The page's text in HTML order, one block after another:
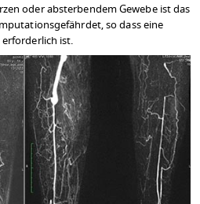
oder absterbendem Gewebe ist das
so dass eine
ist.